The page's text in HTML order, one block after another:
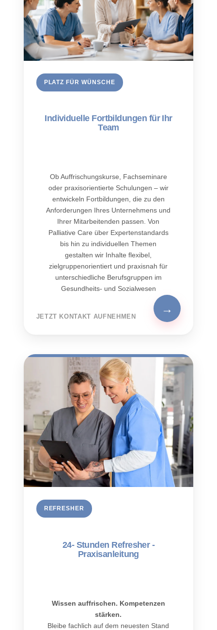
PLATZ FÜR WÜNSCHE
Individuelle Fortbildungen für Ihr
Team
Ob Auffrischungskurse, Fachseminare
oder praxisorientierte Schulungen – wir
entwickeln Fortbildungen, die zu den
Anforderungen Ihres Unternehmens und
Ihrer Mitarbeitenden passen. Von
Palliative Care über Expertenstandards
bis hin zu individuellen Themen
gestalten wir Inhalte flexibel,
zielgruppenorientiert und praxisnah für
unterschiedliche Berufsgruppen im
Gesundheits- und Sozialwesen
JETZT KONTAKT AUFNEHMEN
→
REFRESHER
24- Stunden Refresher -
Praxisanleitung
Wissen auffrischen. Kompetenzen
stärken.
Bleibe fachlich auf dem neuesten Stand